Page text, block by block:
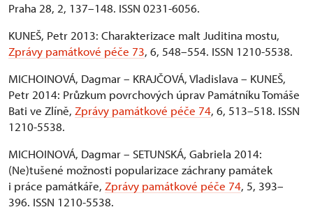
Praha 28, 2, 137–148. ISSN 0231-6056.
KUNEŠ, Petr 2013: Charakterizace malt Juditina mostu,
Zprávy památkové péče 73, 6, 548–554. ISSN 1210-5538.
MICHOINOVÁ, Dagmar – KRAJČOVÁ, Vladislava – KUNEŠ,
Petr 2014: Průzkum povrchových úprav Památníku Tomáše
Bati ve Zlíně, Zprávy památkové péče 74, 6, 513–518. ISSN
1210-5538.
MICHOINOVÁ, Dagmar – SETUNSKÁ, Gabriela 2014:
(Ne)tušené možnosti popularizace záchrany památek
i práce památkáře, Zprávy památkové péče 74, 5, 393–
396. ISSN 1210-5538.